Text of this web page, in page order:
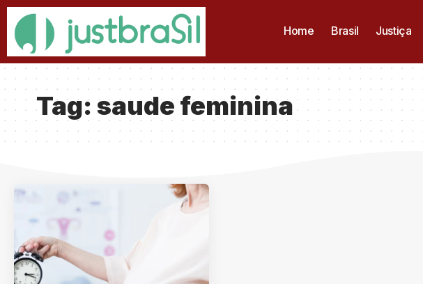
Home Brasil Justiça
Tag: saude feminina